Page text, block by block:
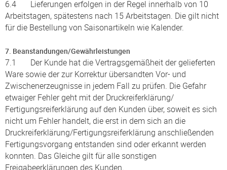
6.4 Lieferungen erfolgen in der Regel innerhalb von 10
Arbeitstagen, spätestens nach 15 Arbeitstagen. Die gilt nicht
für die Bestellung von Saisonartikeln wie Kalender.
7. Beanstandungen/Gewährleistungen
7.1 Der Kunde hat die Vertragsgemäßheit der gelieferten
Ware sowie der zur Korrektur übersandten Vor- und
Zwischenerzeugnisse in jedem Fall zu prüfen. Die Gefahr
etwaiger Fehler geht mit der Druckreiferklärung/
Fertigungsreiferklärung auf den Kunden über, soweit es sich
nicht um Fehler handelt, die erst in dem sich an die
Druckreiferklärung/Fertigungsreiferklärung anschließenden
Fertigungsvorgang entstanden sind oder erkannt werden
konnten. Das Gleiche gilt für alle sonstigen
Freigabeerklärungen des Kunden.